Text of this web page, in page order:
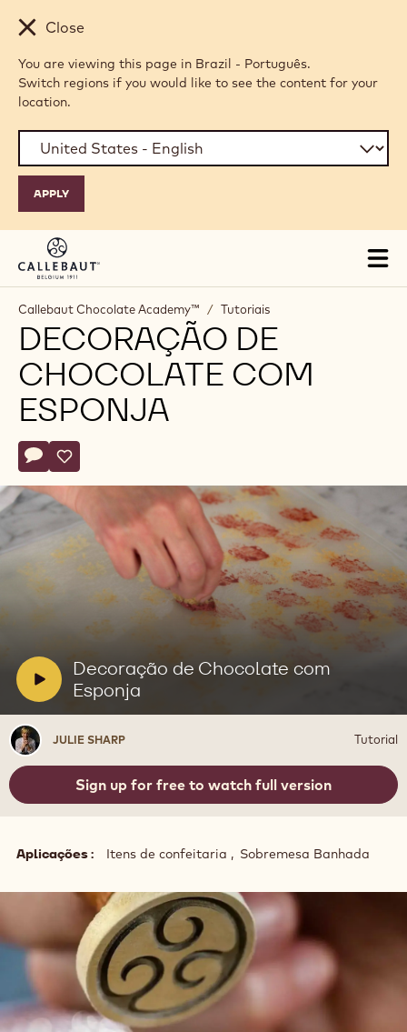
Skip to main content
Close
You are viewing this page in Brazil - Português.
Switch regions if you would like to see the content for your
location.
Callebaut Chocolate Academy™ / Tutoriais
DECORAÇÃO DE
CHOCOLATE COM
ESPONJA
Actions
Deixe um comentário
- Decoração de Chocolate com Esponja
Salvar
- Decoração de Chocolate com Esponja
V
i
d
e
:
Decoração de Chocolate com
Esponja
Reproduzir
Chocolate
com
Esponja
Julie
Sharp
JULIE SHARP Tutorial
Sign up for free to watch full version
Aplicações Itens de confeitaria Sobremesa Banhada